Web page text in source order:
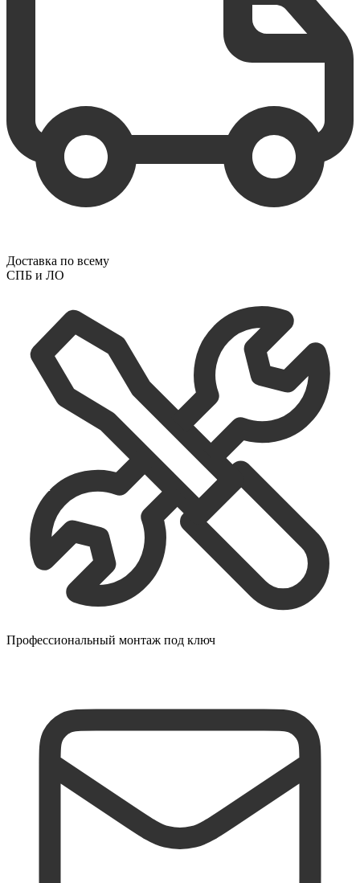
Доставка по всему
СПБ и ЛО
Профессиональный монтаж под ключ